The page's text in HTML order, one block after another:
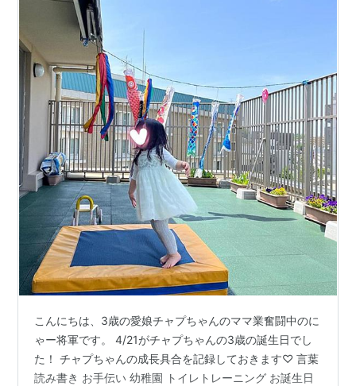
こんにちは、3歳の愛娘チャプちゃんのママ業奮闘中のに
ゃー将軍です。 4/21がチャプちゃんの3歳の誕生日でし
た！ チャプちゃんの成長具合を記録しておきます♡ 言葉
読み書き お手伝い 幼稚園 トイレトレーニング お誕生日